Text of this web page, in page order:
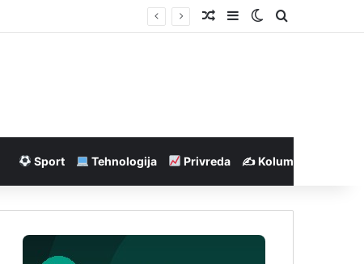
Nasumičan članak
SidebarSwitch skin
Pretraga
Sport Tehnologija Privreda ✍️ Kolumne